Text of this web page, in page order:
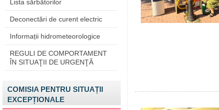
Lista sărbătorilor
Deconectări de curent electric
Informații hidrometeorologice
REGULI DE COMPORTAMENT
ÎN SITUAŢII DE URGENŢĂ
COMISIA PENTRU SITUAȚII
EXCEPȚIONALE